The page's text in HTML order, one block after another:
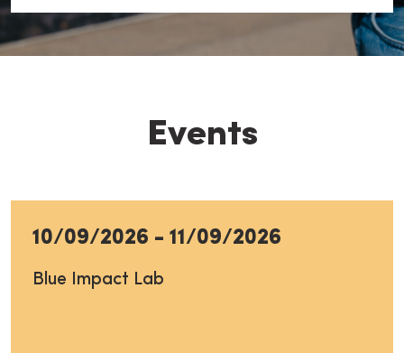
Events
10/09/2026 - 11/09/2026
Blue Impact Lab